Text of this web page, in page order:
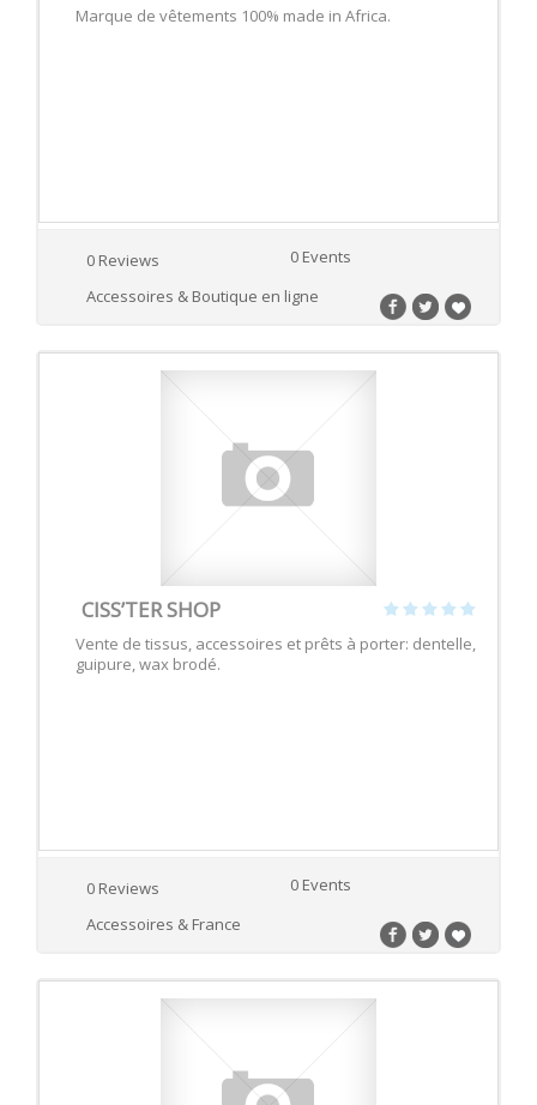
Marque de vêtements 100% made in Africa.
0 Reviews
0 Events
Accessoires & Boutique en ligne
CISS’TER SHOP
Vente de tissus, accessoires et prêts à porter: dentelle,
guipure, wax brodé.
0 Reviews
0 Events
Accessoires & France